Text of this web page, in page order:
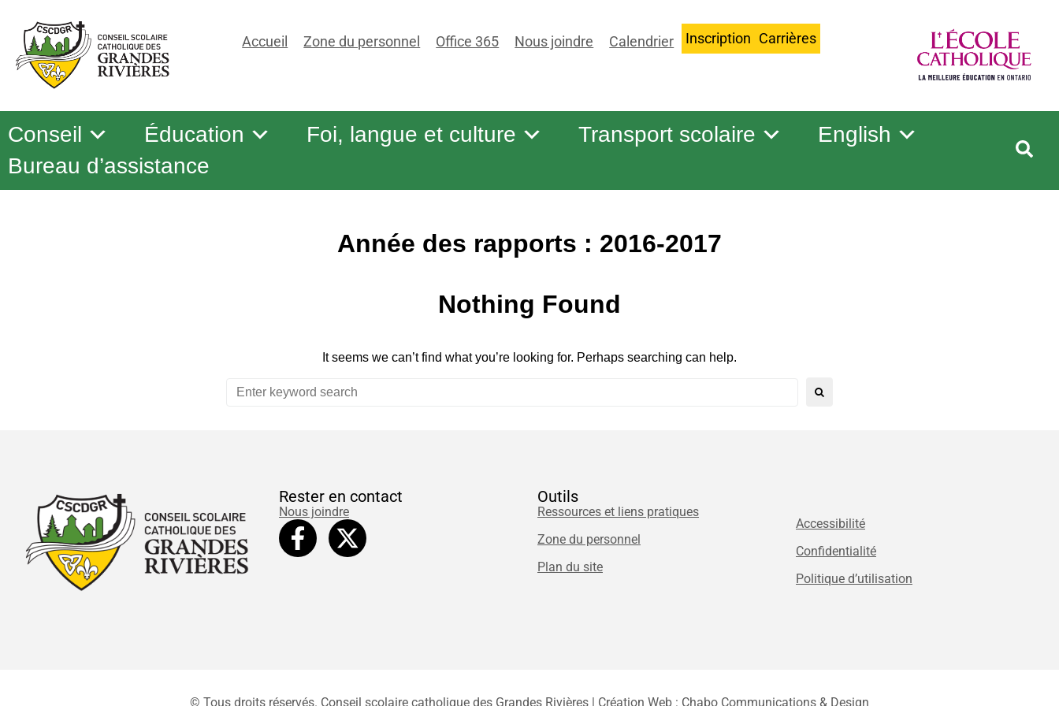
Accueil Zone du personnel Office 365 Nous joindre Calendrier Inscription Carrières
Conseil Éducation Foi, langue et culture Transport scolaire
English
Bureau d’assistance
Année des rapports : 2016-2017
Nothing Found
It seems we can’t find what you’re looking for. Perhaps searching can help.
Rester en contact
Nous joindre
Outils
Ressources et liens pratiques
Zone du personnel
Plan du site
Accessibilité
Confidentialité
Politique d’utilisation
© Tous droits réservés. Conseil scolaire catholique des Grandes Rivières | Création Web : Chabo Communications & Design